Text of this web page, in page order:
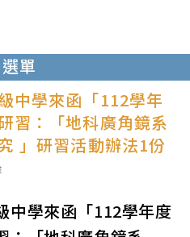
選單
中學來函「112學年
習：「地科廣角鏡系
」研習活動辦法1份
中學來函「112學年度